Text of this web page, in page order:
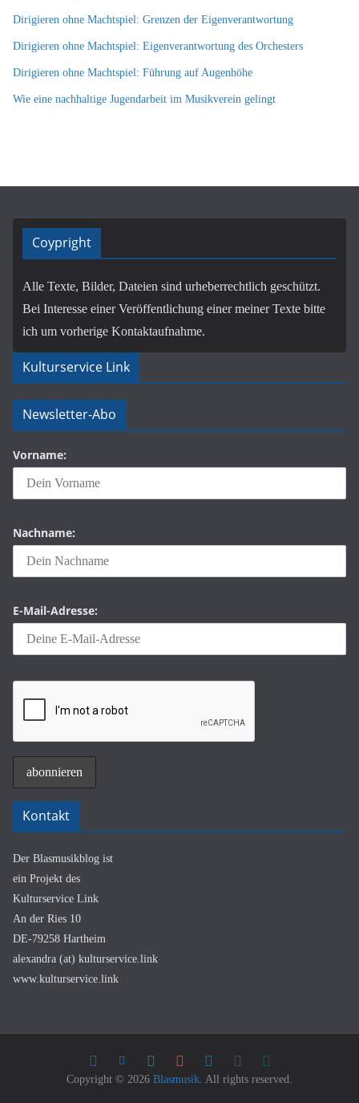
Dirigieren ohne Machtspiel: Grenzen der Eigenverantwortung
Dirigieren ohne Machtspiel: Eigenverantwortung des Orchesters
Dirigieren ohne Machtspiel: Führung auf Augenhöhe
Wie eine nachhaltige Jugendarbeit im Musikverein gelingt
Coypright
Alle Texte, Bilder, Dateien sind urheberrechtlich geschützt.
Bei Interesse einer Veröffentlichung einer meiner Texte bitte
ich um vorherige Kontaktaufnahme.
Kulturservice Link
Newsletter-Abo
Vorname:
Nachname:
E-Mail-Adresse:
Kontakt
Der Blasmusikblog ist
ein Projekt des
Kulturservice Link
An der Ries 10
DE-79258 Hartheim
alexandra (at) kulturservice.link
www.kulturservice.link
Copyright © 2026 Blasmusik. All rights reserved.